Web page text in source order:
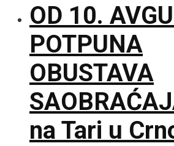
OD 10.
POTPUNA
OBUSTAVA
na Tari u